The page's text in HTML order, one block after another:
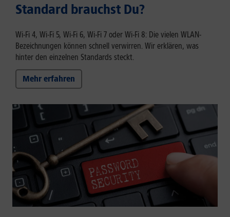
Standard brauchst Du?
Wi-Fi 4, Wi-Fi 5, Wi-Fi 6, Wi-Fi 7 oder Wi-Fi 8: Die vielen WLAN-
Bezeichnungen können schnell verwirren. Wir erklären, was
hinter den einzelnen Standards steckt.
Mehr erfahren